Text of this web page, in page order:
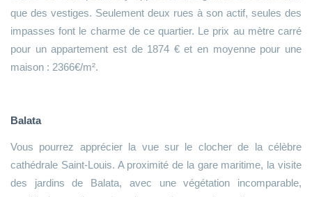
que des vestiges. Seulement deux rues à son actif, seules des
impasses font le charme de ce quartier. Le prix au mètre carré
pour un appartement est de 1874 € et en moyenne pour une
maison : 2366€/m².
Balata
Vous pourrez apprécier la vue sur le clocher de la célèbre
cathédrale Saint-Louis. A proximité de la gare maritime, la visite
des jardins de Balata, avec une végétation incomparable,